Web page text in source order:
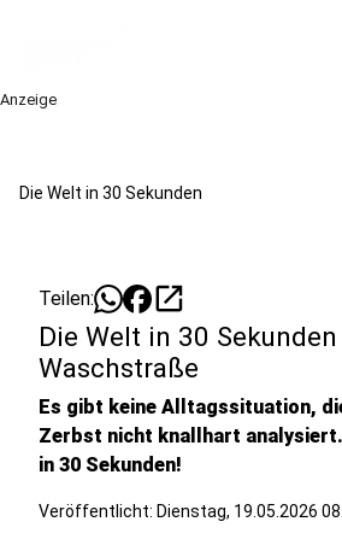
Anzeige
Die Welt in 30 Sekunden
Teilen: open_in_new
Die Welt in 30
Waschstraße
Es gibt keine Alltagssituation,
Zerbst nicht knallhart
in 30 Sekunden!
Veröffentlicht: Dienstag, 19.05.2026